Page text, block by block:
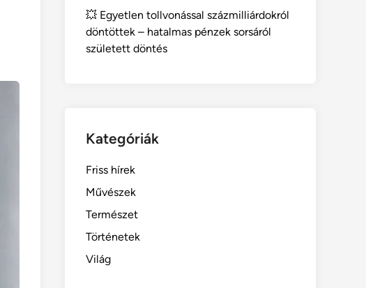
💥 Egyetlen tollvonással százmilliárdokról
döntöttek – hatalmas pénzek sorsáról
született döntés
Kategóriák
Friss hírek
Művészek
Természet
Történetek
Világ